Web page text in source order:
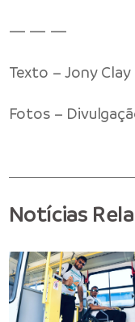
— — —
Texto – Jony
Fotos –
Notícias